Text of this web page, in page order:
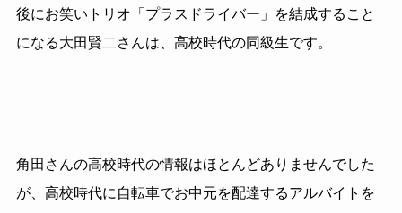
後にお笑いトリオ「プラスドライバー」を結成すること
になる大田賢二さんは、高校時代の同級生です。
角田さんの高校時代の情報はほとんどありませんでした
が、高校時代に自転車でお中元を配達するアルバイトを